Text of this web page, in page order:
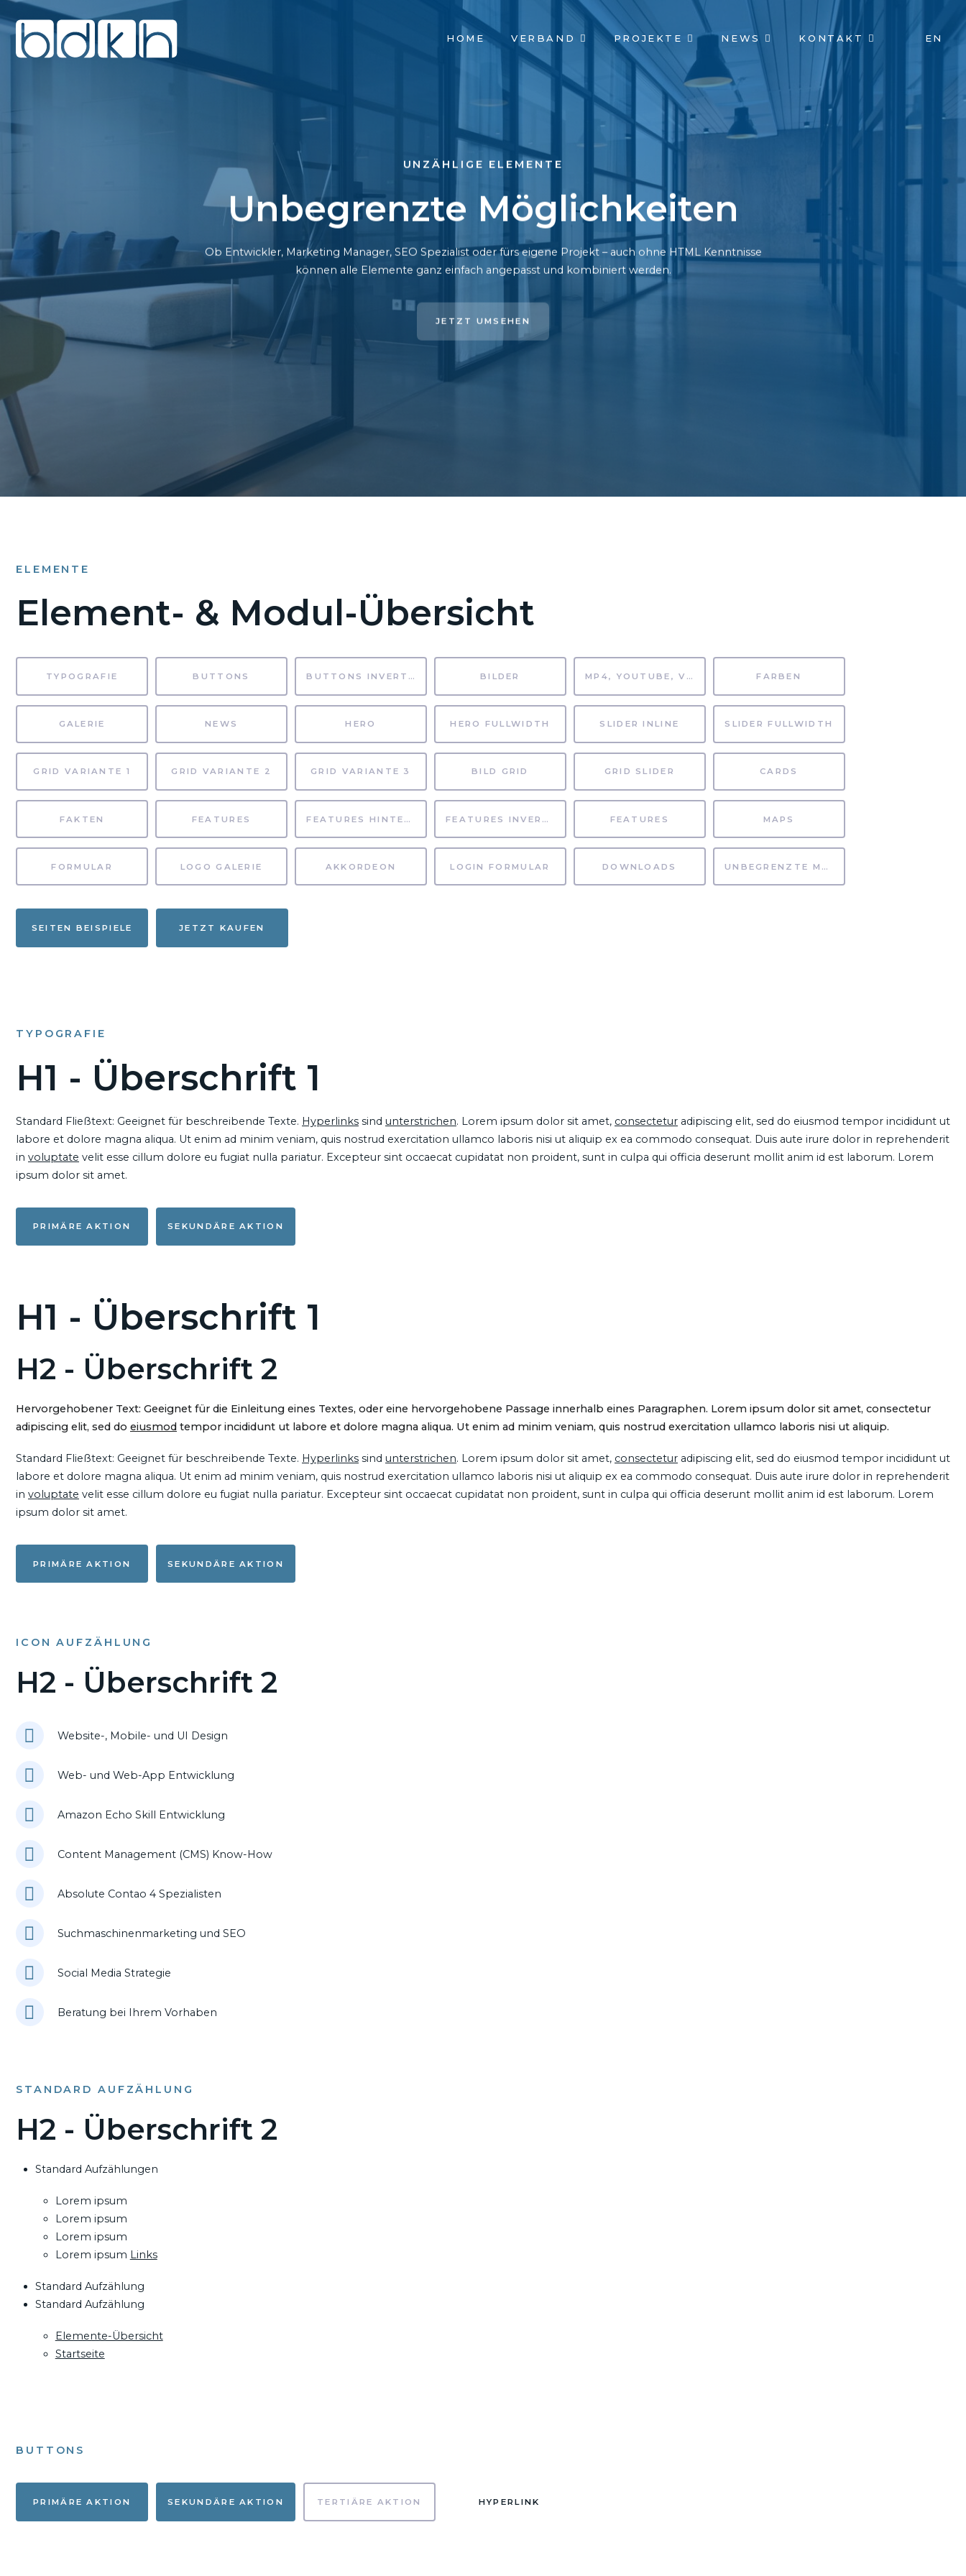
NAVIGATION
ÜBERSPRINGEN
HOME VERBAND PROJEKTE NEWS KONTAKT EN
UNZÄHLIGE ELEMENTE
Unbegrenzte Möglichkeiten
Ob Entwickler, Marketing Manager, SEO Spezialist oder fürs eigene Projekt – auch ohne HTML Kenntnisse
können alle Elemente ganz einfach angepasst und kombiniert werden.
JETZT UMSEHEN
ELEMENTE
Element- & Modul-Übersicht
TYPOGRAFIE BUTTONS BUTTONS INVERTIERT BILDER MP4, YOUTUBE, VIMEO FARBEN
GALERIE NEWS HERO HERO FULLWIDTH SLIDER INLINE SLIDER FULLWIDTH
GRID VARIANTE 1 GRID VARIANTE 2 GRID VARIANTE 3 BILD GRID GRID SLIDER CARDS
FAKTEN FEATURES FEATURES HINTERGRUND FEATURES INVERTIERT FEATURES MAPS
FORMULAR LOGO GALERIE AKKORDEON LOGIN FORMULAR DOWNLOADS UNBEGRENZTE MÖGLICHKEITEN
SEITEN BEISPIELE JETZT KAUFEN
TYPOGRAFIE
H1 - Überschrift 1
Standard Fließtext: Geeignet für beschreibende Texte. Hyperlinks sind unterstrichen. Lorem ipsum dolor sit amet, consectetur adipiscing elit, sed do eiusmod tempor incididunt ut
labore et dolore magna aliqua. Ut enim ad minim veniam, quis nostrud exercitation ullamco laboris nisi ut aliquip ex ea commodo consequat. Duis aute irure dolor in reprehenderit
in voluptate velit esse cillum dolore eu fugiat nulla pariatur. Excepteur sint occaecat cupidatat non proident, sunt in culpa qui officia deserunt mollit anim id est laborum. Lorem
ipsum dolor sit amet.
PRIMÄRE AKTION SEKUNDÄRE AKTION
H1 - Überschrift 1
H2 - Überschrift 2
Hervorgehobener Text: Geeignet für die Einleitung eines Textes, oder eine hervorgehobene Passage innerhalb eines Paragraphen. Lorem ipsum dolor sit amet, consectetur
adipiscing elit, sed do eiusmod tempor incididunt ut labore et dolore magna aliqua. Ut enim ad minim veniam, quis nostrud exercitation ullamco laboris nisi ut aliquip.
Standard Fließtext: Geeignet für beschreibende Texte. Hyperlinks sind unterstrichen. Lorem ipsum dolor sit amet, consectetur adipiscing elit, sed do eiusmod tempor incididunt ut
labore et dolore magna aliqua. Ut enim ad minim veniam, quis nostrud exercitation ullamco laboris nisi ut aliquip ex ea commodo consequat. Duis aute irure dolor in reprehenderit
in voluptate velit esse cillum dolore eu fugiat nulla pariatur. Excepteur sint occaecat cupidatat non proident, sunt in culpa qui officia deserunt mollit anim id est laborum. Lorem
ipsum dolor sit amet.
PRIMÄRE AKTION SEKUNDÄRE AKTION
ICON AUFZÄHLUNG
H2 - Überschrift 2
Website-, Mobile- und UI Design
Web- und Web-App Entwicklung
Amazon Echo Skill Entwicklung
Content Management (CMS) Know-How
Absolute Contao 4 Spezialisten
Suchmaschinenmarketing und SEO
Social Media Strategie
Beratung bei Ihrem Vorhaben
STANDARD AUFZÄHLUNG
H2 - Überschrift 2
Standard Aufzählungen
Lorem ipsum
Lorem ipsum
Lorem ipsum
Lorem ipsum Links
Standard Aufzählung
Standard Aufzählung
Elemente-Übersicht
Startseite
BUTTONS
PRIMÄRE AKTION SEKUNDÄRE AKTION TERTIÄRE AKTION HYPERLINK